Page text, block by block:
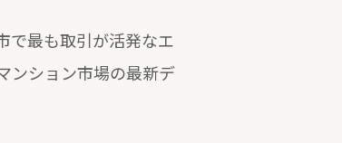
最も取引が活発なエ
ンション市場の最新デ